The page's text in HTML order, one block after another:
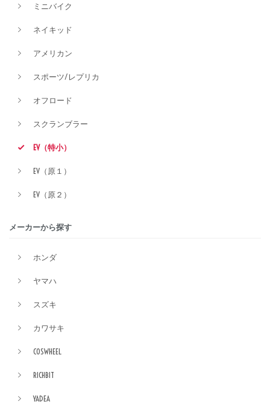
ミニバイク
ネイキッド
アメリカン
スポーツ/レプリカ
オフロード
スクランブラー
EV（特小）
EV（原１）
EV（原２）
メーカーから探す
ホンダ
ヤマハ
スズキ
カワサキ
COSWHEEL
RICHBIT
YADEA
価格